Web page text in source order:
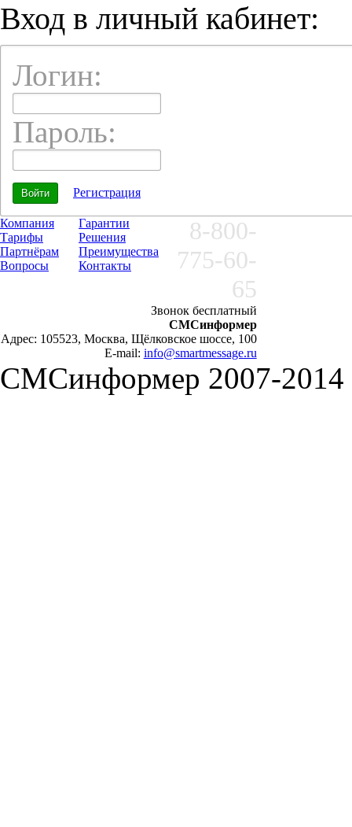
Вход в личный кабинет:
Логин:
Пароль:
Регистрация
Компания
Тарифы
Партнёрам
Вопросы
Гарантии
Решения
Преимущества
Контакты
8-800-
775-60-
65
Звонок бесплатный
СМСинформер
Адрес: 105523, Москва, Щёлковское шоссе, 100
E-mail: info@smartmessage.ru
СМСинформер 2007-2014